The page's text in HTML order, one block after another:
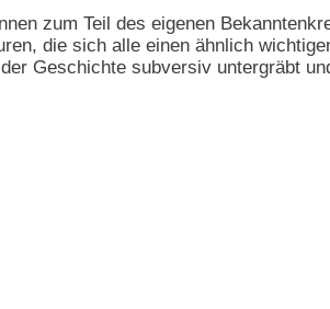
zum Teil des eigenen
die sich alle einen ähnlich
Geschichte subversiv untergräbt